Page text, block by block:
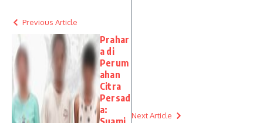
Previous Article
Prahar
a di
Perum
ahan
Citra
Persad
a:
Next Article